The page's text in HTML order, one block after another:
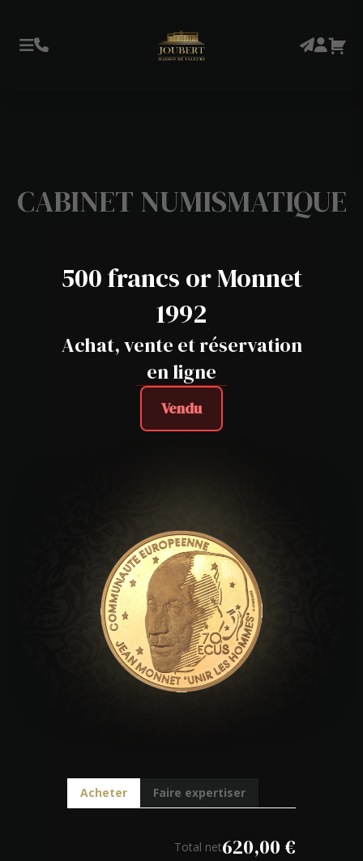
CABINET NUMISMATIQUE
500 francs or Monnet
1992
Achat, vente et réservation
en ligne
Vendu
Acheter Faire expertiser
Total net620,00€